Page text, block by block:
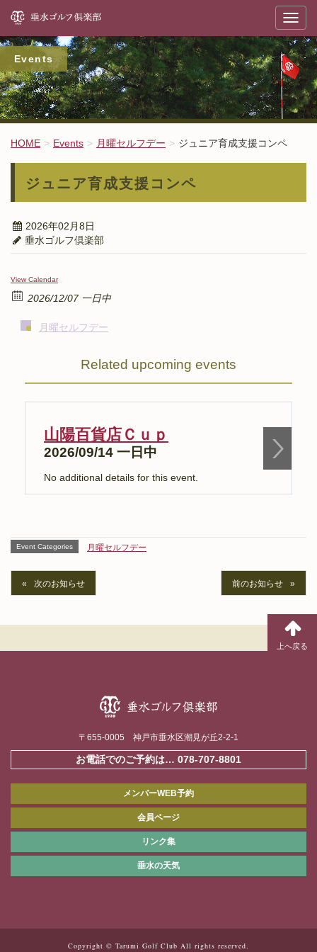
T
g
g
l
e
n
a
v
i
a
n
垂
Events
HOME Events 月曜セルフデー ジュニア育成支援コンペ
ジュニア育成支援コンペ
2026年02月8日
垂水ゴルフ倶楽部
View Calendar
2026/12/07 一日中
月曜セルフデー
Related upcoming events
山陽百貨店Ｃｕｐ
2026/09/14 一日中
No additional details for this event.
Event Categories 月曜セルフデー
次のお知らせ 前のお知らせ
〒655-0005 神戸市垂水区潮見が丘2-2-1
お電話でのご予約は… 078-707-8801
メンバーWEB予約
会員ページ
リンク集
垂水の天気
Copyright © Tarumi Golf Club All rights reserved.